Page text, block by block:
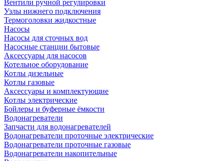
Вентили ручной регулировки
Узлы нижнего подключения
Термоголовки жидкостные
Насосы
Насосы для сточных вод
Насосные станции бытовые
Аксессуары для насосов
Котельное оборудование
Котлы дизельные
Котлы газовые
Аксессуары и комплектующие
Котлы электрические
Бойлеры и буферные ёмкости
Водонагреватели
Запчасти для водонагревателей
Водонагреватели проточные электрические
Водонагреватели проточные газовые
Водонагреватели накопительные